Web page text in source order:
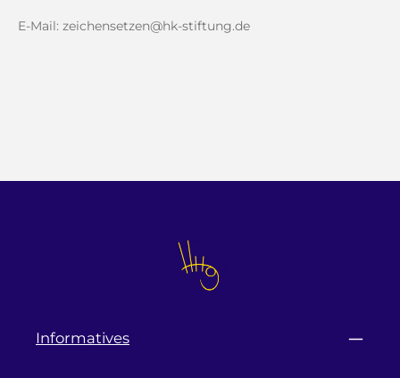
E-Mail: zeichensetzen@hk-stiftung.de
Informatives